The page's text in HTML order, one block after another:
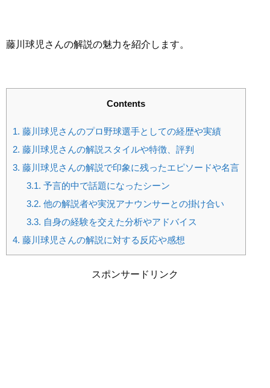
藤川球児さんの解説の魅力を紹介します。
Contents
1. 藤川球児さんのプロ野球選手としての経歴や実績
2. 藤川球児さんの解説スタイルや特徴、評判
3. 藤川球児さんの解説で印象に残ったエピソードや名言
3.1. 予言的中で話題になったシーン
3.2. 他の解説者や実況アナウンサーとの掛け合い
3.3. 自身の経験を交えた分析やアドバイス
4. 藤川球児さんの解説に対する反応や感想
スポンサードリンク